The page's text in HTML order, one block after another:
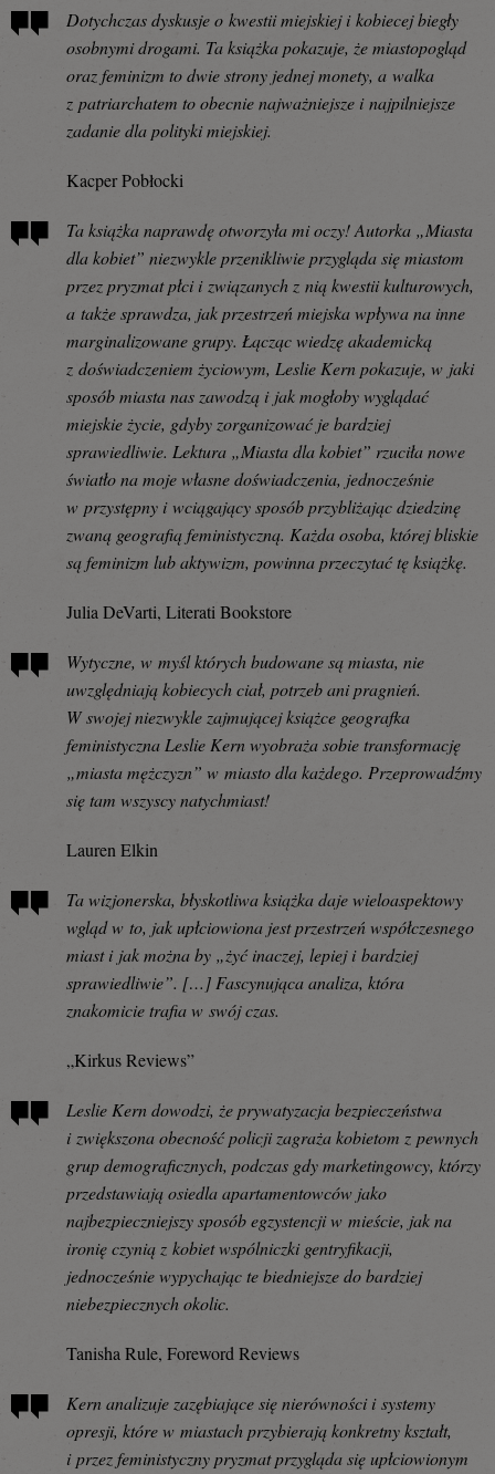
Dotychczas dyskusje o kwestii miejskiej i kobiecej biegły
osobnymi drogami. Ta książka pokazuje, że miastopogląd
oraz feminizm to dwie strony jednej monety, a walka
z patriarchatem to obecnie najważniejsze i najpilniejsze
zadanie dla polityki miejskiej.
Kacper Pobłocki
Ta książka naprawdę otworzyła mi oczy! Autorka „Miasta
dla kobiet” niezwykle przenikliwie przygląda się miastom
przez pryzmat płci i związanych z nią kwestii kulturowych,
a także sprawdza, jak przestrzeń miejska wpływa na inne
marginalizowane grupy. Łącząc wiedzę akademicką
z doświadczeniem życiowym, Leslie Kern pokazuje, w jaki
sposób miasta nas zawodzą i jak mogłoby wyglądać
miejskie życie, gdyby zorganizować je bardziej
sprawiedliwie. Lektura „Miasta dla kobiet” rzuciła nowe
światło na moje własne doświadczenia, jednocześnie
w przystępny i wciągający sposób przybliżając dziedzinę
zwaną geografią feministyczną. Każda osoba, której bliskie
są feminizm lub aktywizm, powinna przeczytać tę książkę.
Julia DeVarti, Literati Bookstore
Wytyczne, w myśl których budowane są miasta, nie
uwzględniają kobiecych ciał, potrzeb ani pragnień.
W swojej niezwykle zajmującej książce geografka
feministyczna Leslie Kern wyobraża sobie transformację
„miasta mężczyzn” w miasto dla każdego. Przeprowadźmy
się tam wszyscy natychmiast!
Lauren Elkin
Ta wizjonerska, błyskotliwa książka daje wieloaspektowy
wgląd w to, jak upłciowiona jest przestrzeń współczesnego
miast i jak można by „żyć inaczej, lepiej i bardziej
sprawiedliwie”. […] Fascynująca analiza, która
znakomicie trafia w swój czas.
„Kirkus Reviews”
Leslie Kern dowodzi, że prywatyzacja bezpieczeństwa
i zwiększona obecność policji zagraża kobietom z pewnych
grup demograficznych, podczas gdy marketingowcy, którzy
przedstawiają osiedla apartamentowców jako
najbezpieczniejszy sposób egzystencji w mieście, jak na
ironię czynią z kobiet wspólniczki gentryfikacji,
jednocześnie wypychając te biedniejsze do bardziej
niebezpiecznych okolic.
Tanisha Rule, Foreword Reviews
Kern analizuje zazębiające się nierówności i systemy
opresji, które w miastach przybierają konkretny kształt,
i przez feministyczny pryzmat przygląda się upłciowionym